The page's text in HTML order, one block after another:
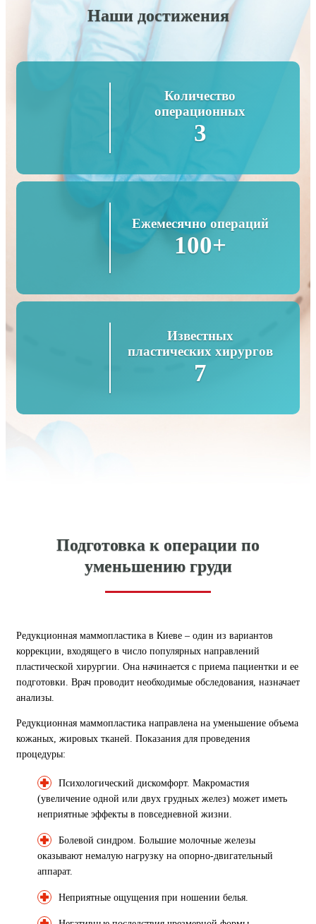
Наши достижения
Количество
операционных
3
Ежемесячно операций
100+
Известных
пластических хирургов
7
Подготовка к операции по
уменьшению груди
Редукционная маммопластика в Киеве – один из вариантов
коррекции, входящего в число популярных направлений
пластической хирургии. Она начинается с приема пациентки и ее
подготовки. Врач проводит необходимые обследования, назначает
анализы.
Редукционная маммопластика направлена ​​на уменьшение объема
кожаных, жировых тканей. Показания для проведения
процедуры:
Психологический дискомфорт. Макромастия
(увеличение одной или двух грудных желез) может иметь
неприятные эффекты в повседневной жизни.
Болевой синдром. Большие молочные железы
оказывают немалую нагрузку на опорно-двигательный
аппарат.
Неприятные ощущения при ношении белья.